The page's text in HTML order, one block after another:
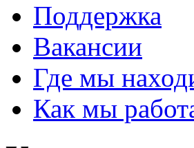
Поддержка
Вакансии
Где мы
Как мы